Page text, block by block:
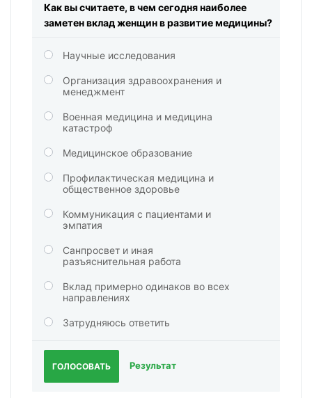
Как вы считаете, в чем сегодня наиболее
заметен вклад женщин в развитие медицины?
Научные исследования
Организация здравоохранения и
менеджмент
Военная медицина и медицина
катастроф
Медицинское образование
Профилактическая медицина и
общественное здоровье
Коммуникация с пациентами и
эмпатия
Санпросвет и иная
разъяснительная работа
Вклад примерно одинаков во всех
направлениях
Затрудняюсь ответить
ГОЛОСОВАТЬ Результат